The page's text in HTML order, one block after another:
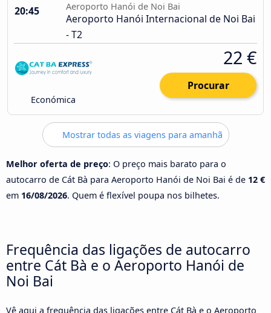
20:45
Aeroporto Hanói de Noi Bai
Aeroporto Hanói Internacional de Noi Bai
- T2
Económica
22 €
Procurar
Mostrar todas as viagens para amanhã
Melhor oferta de preço: O preço mais barato para o
autocarro de Cát Bà para Aeroporto Hanói de Noi Bai é de 12 €
em 16/08/2026. Quem é flexível poupa nos bilhetes.
Frequência das ligações de autocarro
entre Cát Bà e o Aeroporto Hanói de
Noi Bai
Vê aqui a frequência das ligações entre Cát Bà e o Aeroporto